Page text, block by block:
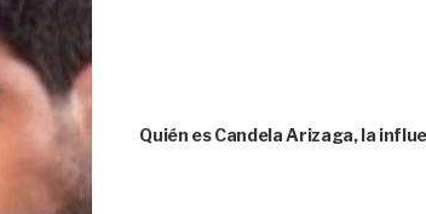
Quién es Candela Arizaga, la